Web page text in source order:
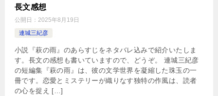
長文感想
公開日： 2025年8月19日
連城三紀彦
小説『萩の雨』のあらすじをネタバレ込みで紹介いたしま
す。長文の感想も書いていますので、どうぞ。 連城三紀彦
の短編集『萩の雨』は、彼の文学世界を凝縮した珠玉の一
冊です。恋愛とミステリーが織りなす独特の作風は、読者
の心を捉え […]